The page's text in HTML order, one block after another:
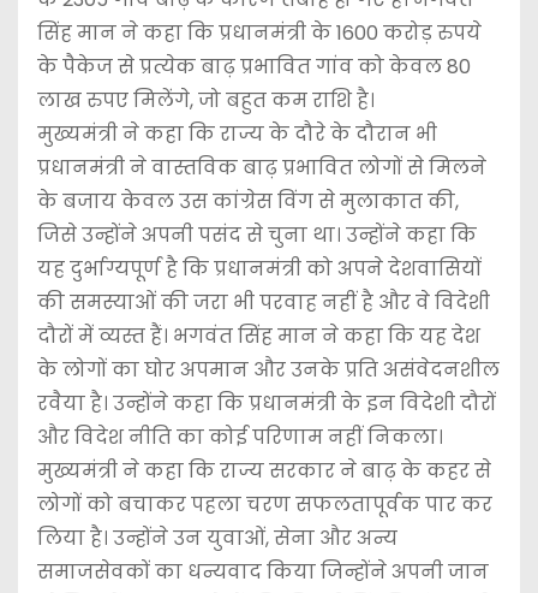
सिंह मान ने कहा कि प्रधानमंत्री के 1600 करोड़ रुपये
के पैकेज से प्रत्येक बाढ़ प्रभावित गांव को केवल 80
लाख रुपए मिलेंगे, जो बहुत कम राशि है।
मुख्यमंत्री ने कहा कि राज्य के दौरे के दौरान भी
प्रधानमंत्री ने वास्तविक बाढ़ प्रभावित लोगों से मिलने
के बजाय केवल उस कांग्रेस विंग से मुलाकात की,
जिसे उन्होंने अपनी पसंद से चुना था। उन्होंने कहा कि
यह दुर्भाग्यपूर्ण है कि प्रधानमंत्री को अपने देशवासियों
की समस्याओं की जरा भी परवाह नहीं है और वे विदेशी
दौरों में व्यस्त हैं। भगवंत सिंह मान ने कहा कि यह देश
के लोगों का घोर अपमान और उनके प्रति असंवेदनशील
रवैया है। उन्होंने कहा कि प्रधानमंत्री के इन विदेशी दौरों
और विदेश नीति का कोई परिणाम नहीं निकला।
मुख्यमंत्री ने कहा कि राज्य सरकार ने बाढ़ के कहर से
लोगों को बचाकर पहला चरण सफलतापूर्वक पार कर
लिया है। उन्होंने उन युवाओं, सेना और अन्य
समाजसेवकों का धन्यवाद किया जिन्होंने अपनी जान